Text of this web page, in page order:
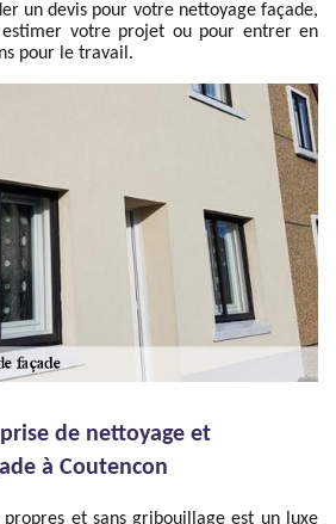
un devis pour votre nettoyage façade,
votre projet ou pour entrer en
pour le travail.
de nettoyage et
à Coutencon
et sans gribouillage est un luxe